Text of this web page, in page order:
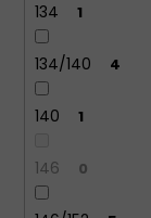
134 1
134/140 4
140 1
146 0